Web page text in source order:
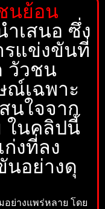
นย้อน
เสนอ ซึ่ง
รแข่งขันที่
วัวชน
ณ์เฉพาะ
นใจจาก
ในคลิปนี้
ก่งที่ลง
นอย่างดุ
ย่างแพร่หลาย โดย